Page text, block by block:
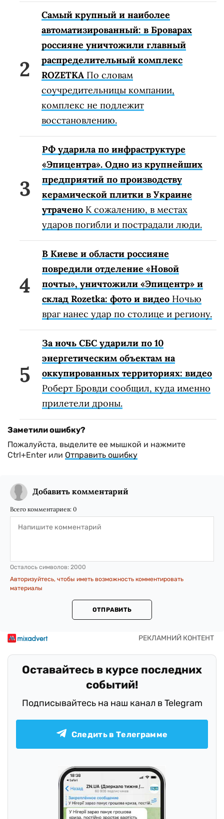
Самый крупный и наиболее
автоматизированный: в Броварах
россияне уничтожили главный
распределительный комплекс
ROZETKA По словам
соучредительницы компании,
комплекс не подлежит
восстановлению.
РФ ударила по инфраструктуре
«Эпицентра». Одно из крупнейших
предприятий по производству
керамической плитки в Украине
утрачено К сожалению, в местах
ударов погибли и пострадали люди.
В Киеве и области россияне
повредили отделение «Новой
почты», уничтожили «Эпицентр» и
склад Rozetka: фото и видео Ночью
враг нанес удар по столице и региону.
За ночь СБС ударили по 10
энергетическим объектам на
оккупированных территориях: видео
Роберт Бровди сообщил, куда именно
прилетели дроны.
Заметили ошибку?
Пожалуйста, выделите ее мышкой и нажмите
Ctrl+Enter или Отправить ошибку
Добавить комментарий
Всего комментариев: 0
Осталось символов: 2000
Авторизуйтесь, чтобы иметь возможность комментировать
материалы
ОТПРАВИТЬ
Оставайтесь в курсе последних
событий!
Подписывайтесь на наш канал в Telegram
Следить в Телеграмме